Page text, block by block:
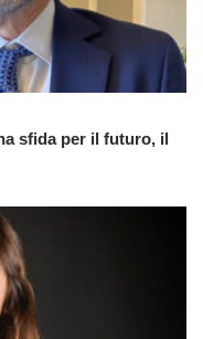
sfida per il futuro, il